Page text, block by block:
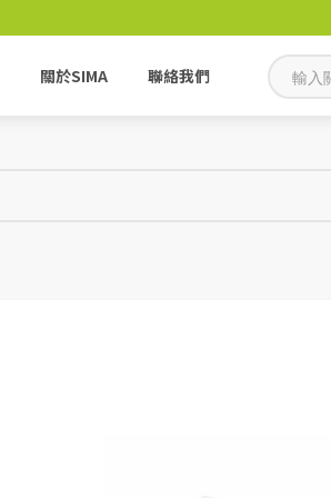
關於SIMA 聯絡我們